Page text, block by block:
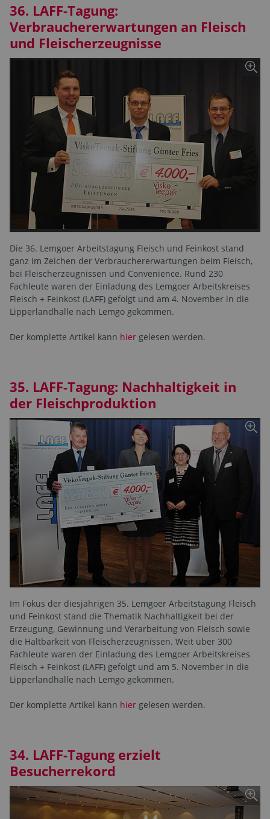
36. LAFF-Tagung:
Verbrauchererwartungen an Fleisch
und Fleischerzeugnisse
Die 36. Lemgoer Arbeitstagung Fleisch und Feinkost stand
ganz im Zeichen der Verbrauchererwartungen beim Fleisch,
bei Fleischerzeugnissen und Convenience. Rund 230
Fachleute waren der Einladung des Lemgoer Arbeitskreises
Fleisch + Feinkost (LAFF) gefolgt und am 4. November in die
Lipperlandhalle nach Lemgo gekommen.
Der komplette Artikel kann hier gelesen werden.
35. LAFF-Tagung: Nachhaltigkeit in
der Fleischproduktion
Im Fokus der diesjährigen 35. Lemgoer Arbeitstagung Fleisch
und Feinkost stand die Thematik Nachhaltigkeit bei der
Erzeugung, Gewinnung und Verarbeitung von Fleisch sowie
die Haltbarkeit von Fleischerzeugnissen. Weit über 300
Fachleute waren der Einladung des Lemgoer Arbeitskreises
Fleisch + Feinkost (LAFF) gefolgt und am 5. November in die
Lipperlandhalle nach Lemgo gekommen.
Der komplette Artikel kann hier gelesen werden.
34. LAFF-Tagung erzielt
Besucherrekord